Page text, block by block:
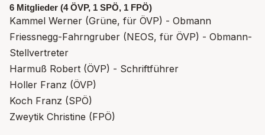
6 Mitglieder (4 ÖVP, 1 SPÖ, 1 FPÖ)
Kammel Werner (Grüne, für ÖVP) - Obmann
Friessnegg-Fahrngruber (NEOS, für ÖVP) - Obmann-
Stellvertreter
Harmuß Robert (ÖVP) - Schriftführer
Holler Franz (ÖVP)
Koch Franz (SPÖ)
Zweytik Christine (FPÖ)